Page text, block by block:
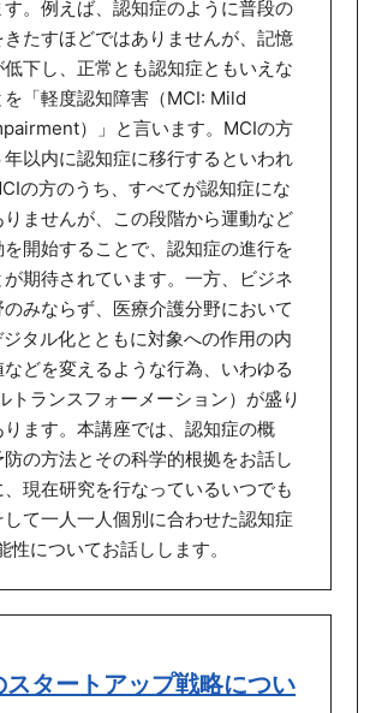
。例えば、認知症のように普段の
たすほどではありませんが、記憶
下し、正常とも認知症ともいえな
を「軽度認知障害（MCI: Mild
）」と言います。MCIの方
以内に認知症に移行するといわれ
の方のうち、すべてが認知症にな
りませんが、この段階から運動など
開始することで、認知症の進行を
期待されています。一方、ビジネ
みならず、医療介護分野において
タル化とともに対象への作用の内
どを変えるような行為、いわゆる
トランスフォーメーション）が盛り
ます。本講座では、認知症の概
の方法とその科学的根拠をお話し
現在研究を行なっているいつでも
して一人一人個別に合わせた認知症
性についてお話しします。
スタートアップ戦略につい